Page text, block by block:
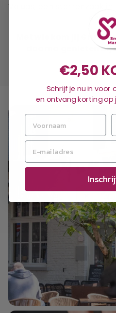
Valuas, een sterrenzaak
en
Met wie kom jij
daarna genieten bij
€2,50
Schrijf je nu in voor
en ontvang korting op